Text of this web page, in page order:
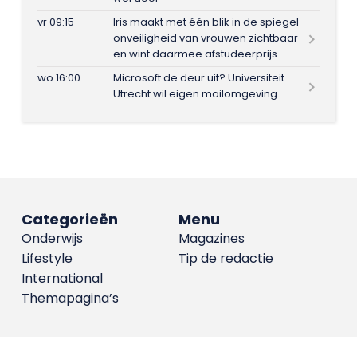
vr 09:15
Iris maakt met één blik in de spiegel
onveiligheid van vrouwen zichtbaar
en wint daarmee afstudeerprijs
wo 16:00
Microsoft de deur uit? Universiteit
Utrecht wil eigen mailomgeving
Menu
Magazines
Tip de redactie
Categorieën
Onderwijs
Lifestyle
International
Themapagina’s